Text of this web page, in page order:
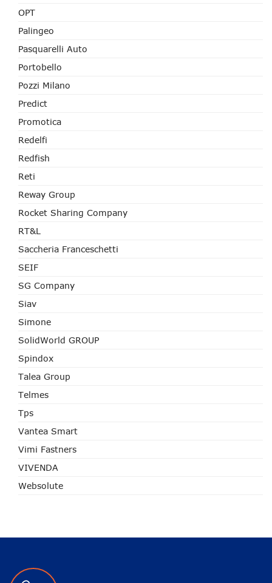
OPT
Palingeo
Pasquarelli Auto
Portobello
Pozzi Milano
Predict
Promotica
Redelfi
Redfish
Reti
Reway Group
Rocket Sharing Company
RT&L
Saccheria Franceschetti
SEIF
SG Company
Siav
Simone
SolidWorld GROUP
Spindox
Talea Group
Telmes
Tps
Vantea Smart
Vimi Fastners
VIVENDA
Websolute